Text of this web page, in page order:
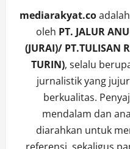
mediarakyat.co
oleh PT. JALUR
(JURAI)/ PT.TULISAN
TURIN), selalu
jurnalistik yang
berkualitas.
mendalam dan
diarahkan untuk